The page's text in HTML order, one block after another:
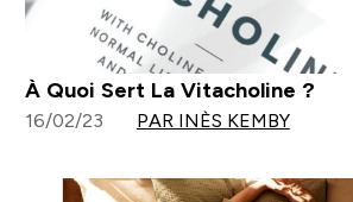
À Quoi Sert La Vitacholine ?
16/02/23 PAR INÈS KEMBY